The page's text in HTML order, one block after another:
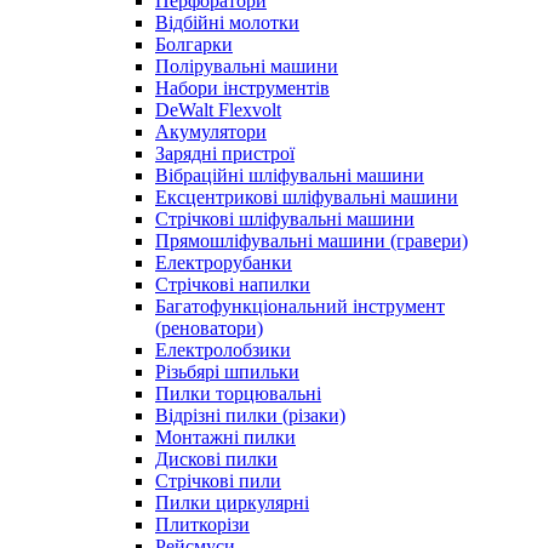
Відбійні молотки
Болгарки
Полірувальні машини
Набори інструментів
DeWalt Flexvolt
Акумулятори
Зарядні пристрої
Вібраційні шліфувальні машини
Ексцентрикові шліфувальні машини
Стрічкові шліфувальні машини
Прямошліфувальні машини (гравери)
Електрорубанки
Стрічкові напилки
Багатофункціональний інструмент
(реноватори)
Електролобзики
Різьбярі шпильки
Пилки торцювальні
Відрізні пилки (різаки)
Монтажні пилки
Дискові пилки
Стрічкові пили
Пилки циркулярні
Плиткорізи